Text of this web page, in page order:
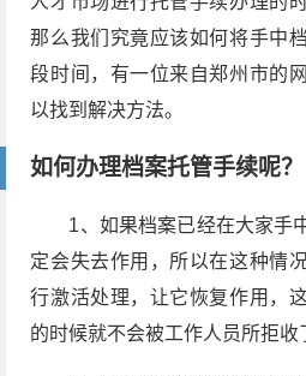
那么我们究竟应该如何将手中
段时间，有一位来自郑州市的
以找到解决方法。
如何办理档案托管手续呢？
1、如果档案已经在大家手
定会失去作用，所以在这种情
行激活处理，让它恢复作用，
的时候就不会被工作人员所拒收